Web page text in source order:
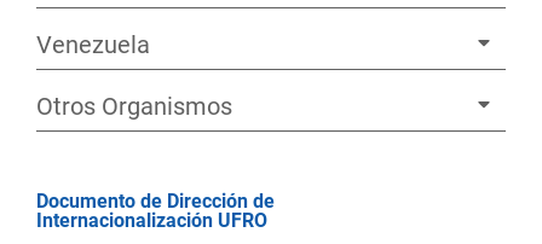
Venezuela
Otros Organismos
Documento de Dirección de
Internacionalización UFRO